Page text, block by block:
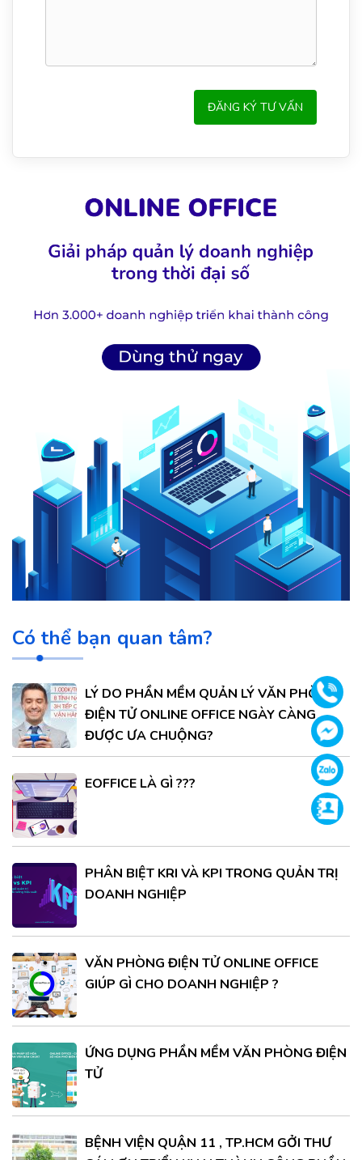
Có thể bạn quan tâm?
LÝ DO PHẦN MỀM QUẢN LÝ VĂN PHÒNG
ĐIỆN TỬ ONLINE OFFICE NGÀY CÀNG
ĐƯỢC ƯA CHUỘNG?
EOFFICE LÀ GÌ ???
PHÂN BIỆT KRI VÀ KPI TRONG QUẢN TRỊ
DOANH NGHIỆP
VĂN PHÒNG ĐIỆN TỬ ONLINE OFFICE
GIÚP GÌ CHO DOANH NGHIỆP ?
ỨNG DỤNG PHẦN MỀM VĂN PHÒNG ĐIỆN
TỬ
BỆNH VIỆN QUẬN 11 , TP.HCM GỞI THƯ
Gọi